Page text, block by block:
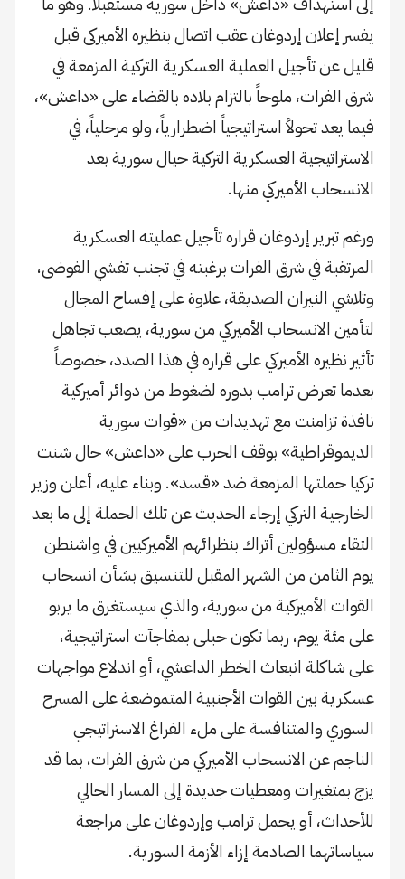
يفسر إعلان إردوغان عقب اتصال بنظيره الأميركى قبل
قليل عن تأجيل العملية العسكرية التركية المزمعة في
شرق الفرات، ملوحاً بالتزام بلاده بالقضاء على «داعش»،
فيما يعد تحولاً استراتيجياً اضطرارياً، ولو مرحلياً، في
الاستراتيجية العسكرية التركية حيال سورية بعد
الانسحاب الأميركي منها.
ورغم تبرير إردوغان قراره تأجيل عمليته العسكرية
المرتقبة في شرق الفرات برغبته في تجنب تفشي الفوضى،
وتلاشي النيران الصديقة، علاوة على إفساح المجال
لتأمين الانسحاب الأميركي من سورية، يصعب تجاهل
تأثير نظيره الأميركي على قراره في هذا الصدد، خصوصاً
بعدما تعرض ترامب بدوره لضغوط من دوائر أميركية
نافذة تزامنت مع تهديدات من «قوات سورية
الديموقراطية» بوقف الحرب على «داعش» حال شنت
تركيا حملتها المزمعة ضد «قسد». وبناء عليه، أعلن وزير
الخارجية التركي إرجاء الحديث عن تلك الحملة إلى ما بعد
التقاء مسؤولين أتراك بنظرائهم الأميركيين في واشنطن
يوم الثامن من الشهر المقبل للتنسيق بشأن انسحاب
القوات الأميركية من سورية، والذي سيستغرق ما يربو
على مئة يوم، ربما تكون حبلى بمفاجآت استراتيجية،
على شاكلة انبعاث الخطر الداعشي، أو اندلاع مواجهات
عسكرية بين القوات الأجنبية المتموضعة على المسرح
السوري والمتنافسة على ملء الفراغ الاستراتيجي
الناجم عن الانسحاب الأميركي من شرق الفرات، بما قد
يزج بمتغيرات ومعطيات جديدة إلى المسار الحالي
للأحداث، أو يحمل ترامب وإردوغان على مراجعة
سياساتهما الصادمة إزاء الأزمة السورية.